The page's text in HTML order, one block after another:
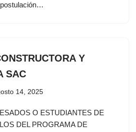
Y
SAC
14, 2025
O ESTUDIANTES DE
DEL PROGRAMA DE